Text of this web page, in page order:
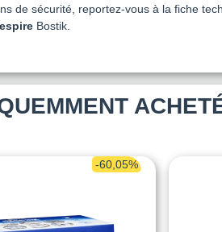
de sécurité, reportez-vous à la fiche
Bostik.
-60,05%